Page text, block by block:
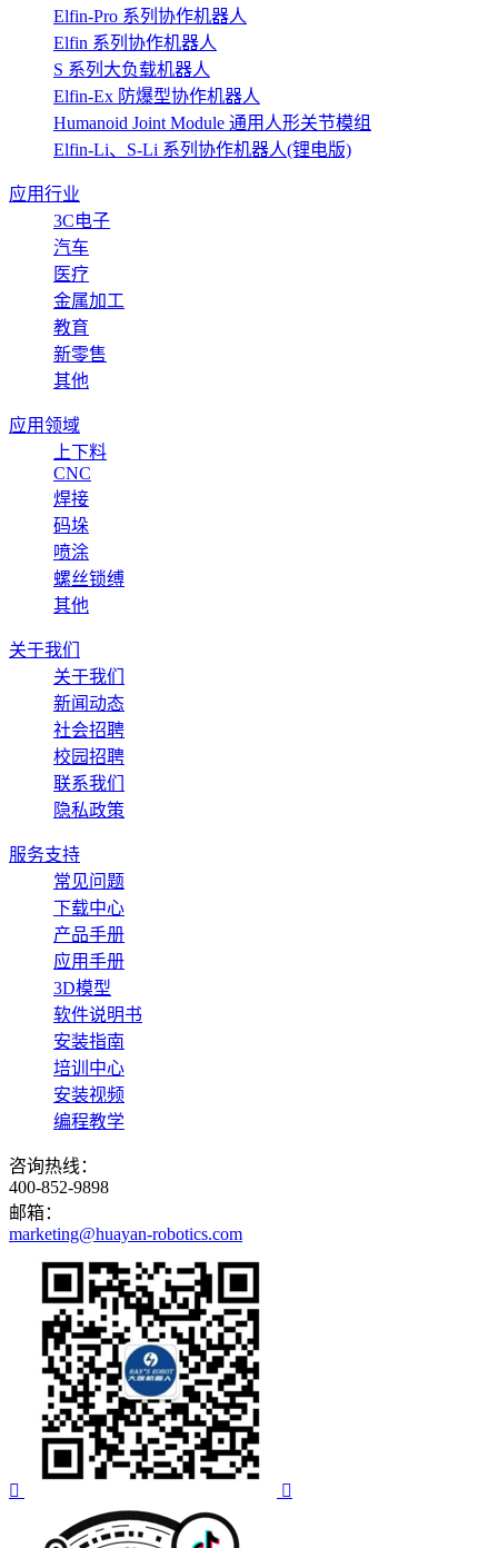
Elfin-Pro 系列协作机器人
Elfin 系列协作机器人
S 系列大负载机器人
Elfin-Ex 防爆型协作机器人
Humanoid Joint Module 通用人形关节模组
Elfin-Li、S-Li 系列协作机器人(锂电版)
应用行业
3C电子
汽车
医疗
金属加工
教育
新零售
其他
应用领域
上下料
CNC
焊接
码垛
喷涂
螺丝锁缚
其他
关于我们
关于我们
新闻动态
社会招聘
校园招聘
联系我们
隐私政策
服务支持
常见问题
下载中心
产品手册
应用手册
3D模型
软件说明书
安装指南
培训中心
安装视频
编程教学
咨询热线：
400-852-9898
邮箱：
marketing@huayan-robotics.com